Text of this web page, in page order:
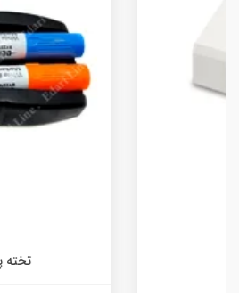
تخته پاک کن وایت برد